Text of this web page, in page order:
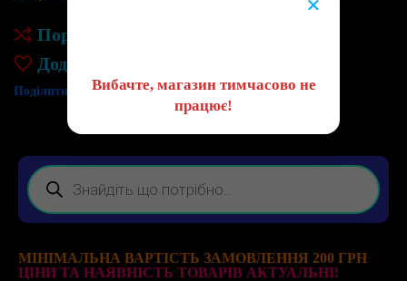
Порівняння
Додати до списку бажань
Поділитись:
МІНІМАЛЬНА ВАРТІСТЬ ЗАМОВЛЕННЯ 200 ГРН
ЦІНИ ТА НАЯВНІСТЬ ТОВАРІВ АКТУАЛЬНІ!
Вибачте, магазин тимчасово не
працює!